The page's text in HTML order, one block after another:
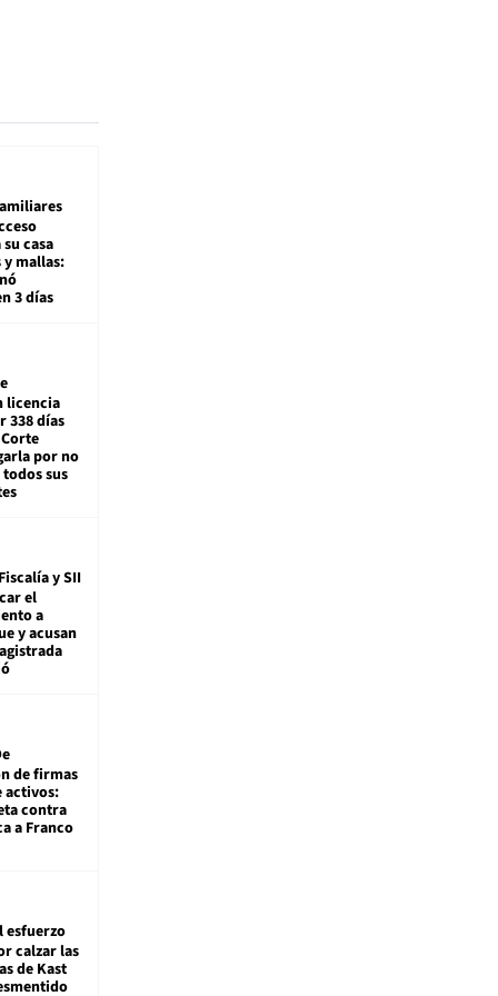
casa
mallas:
3 días
licencia
338 días
por no
sus
Fiscalía y SII
el
a
y acusan
de firmas
activos:
contra
a Franco
esfuerzo
calzar las
de Kast